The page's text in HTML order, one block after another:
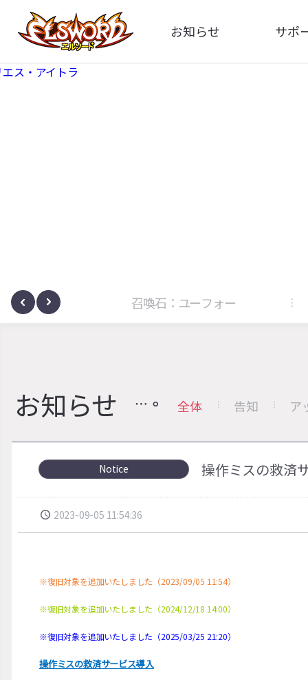
お知らせ
全体
サポ
サノヴァ 召喚石：ユーフォー
お知らせ 全体 告知 ア
Notice 操作ミスの救済
2023-09-05 11:54:36
※復旧対象を追加いたしました（2023/09/05 11:54）
※復旧対象を追加いたしました（2024/12/18 14:00）
※復旧対象を追加いたしました（2025/03/25 21:20）
操作ミスの救済サービス導入